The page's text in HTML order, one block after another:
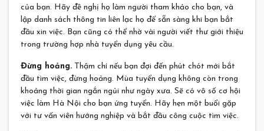
của bạn. Hãy đề nghị họ làm người tham khảo cho bạn, và
lập danh sách thông tin liên lạc họ để sẵn sàng khi bạn bắt
đầu xin việc. Bạn cũng có thể nhờ vài người viết thư giới thiệu
trong trường hợp nhà tuyển dụng yêu cầu.
Đừng hoảng. Thậm chí nếu bạn đợi đến phút chót mới bắt
đầu tìm việc, đừng hoảng. Mùa tuyển dụng không còn trong
khoảng thời gian ngắn ngủi như ngày xưa. Sẽ có vô số cơ hội
việc làm Hà Nội cho bạn ứng tuyển. Hãy hẹn một buổi gặp
với tư vấn viên hướng nghiệp và bắt đầu công cuộc tìm việc.